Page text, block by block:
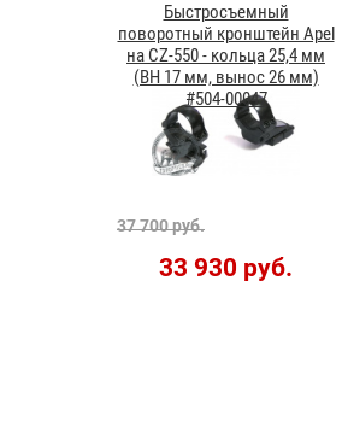
Быстросъемный
поворотный кронштейн Apel
на CZ-550 - кольца 25,4 мм
(BH 17 мм, вынос 26 мм)
#504-00047
37 700 руб.
33 930 руб.